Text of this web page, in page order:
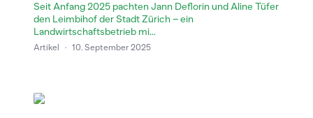
Seit Anfang 2025 pachten Jann Deflorin und Aline Tüfer
den Leimbihof der Stadt Zürich – ein
Landwirtschaftsbetrieb mi...
Artikel · 10. September 2025